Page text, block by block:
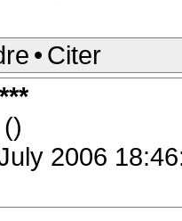
• Citer
()
2006